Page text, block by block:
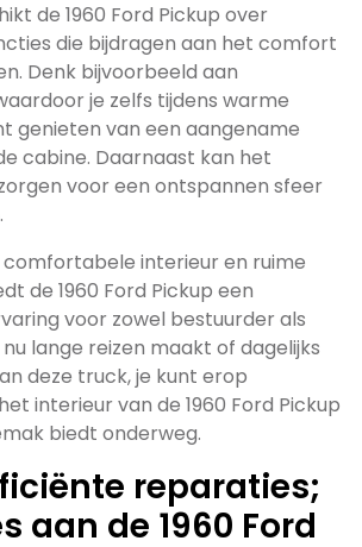
de 1960 Ford Pickup over
die bijdragen aan het comfort
Denk bijvoorbeeld aan
je zelfs tijdens warme
genieten van een aangename
cabine. Daarnaast kan het
voor een ontspannen sfeer
comfortabele interieur en ruime
de 1960 Ford Pickup een
voor zowel bestuurder als
lange reizen maakt of dagelijks
deze truck, je kunt erop
interieur van de 1960 Ford Pickup
biedt onderweg.
reparaties;
aan de 1960 Ford